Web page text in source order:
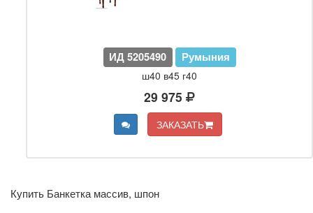
ИД 5205490 Румыния
ш40 в45 г40
29 975
ЗАКАЗАТЬ
Купить Банкетка массив, шпон